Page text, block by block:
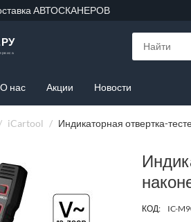
АВТОСКАНЕРОВ
О нас Акции Новости
/ iCartool / Индикаторная отвертка-
КОД: IC-